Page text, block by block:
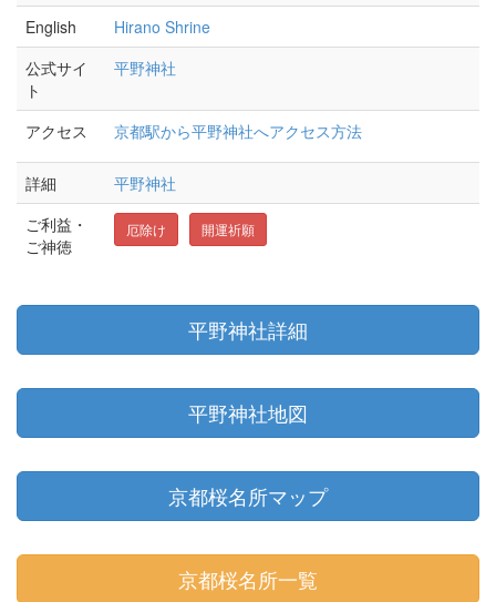
English
Hirano Shrine
公式サイ
ト
平野神社
アクセス 京都駅から平野神社へアクセス方法
詳細
平野神社
ご利益・
ご神徳
厄除け 開運祈願
平野神社詳細
平野神社地図
京都桜名所マップ
京都桜名所一覧